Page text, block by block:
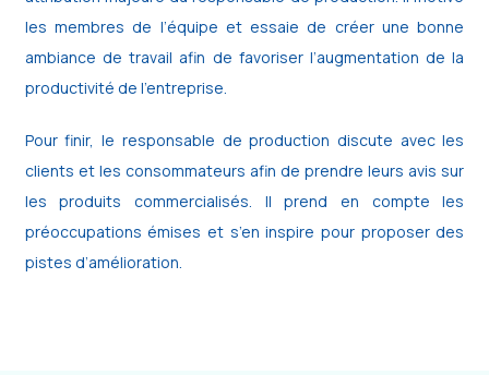
les membres de l’équipe et essaie de créer une bonne
ambiance de travail afin de favoriser l’augmentation de la
productivité de l’entreprise.
Pour finir, le responsable de production discute avec les
clients et les consommateurs afin de prendre leurs avis sur
les produits commercialisés. Il prend en compte les
préoccupations émises et s’en inspire pour proposer des
pistes d’amélioration.